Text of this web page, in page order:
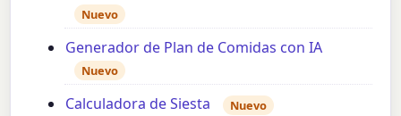
Nuevo
Generador de Plan de Comidas con IA
Nuevo
Calculadora de Siesta Nuevo